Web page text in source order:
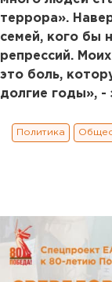
террора».
семей, кого бы
репрессий.
это боль,
долгие годы», -
Политика